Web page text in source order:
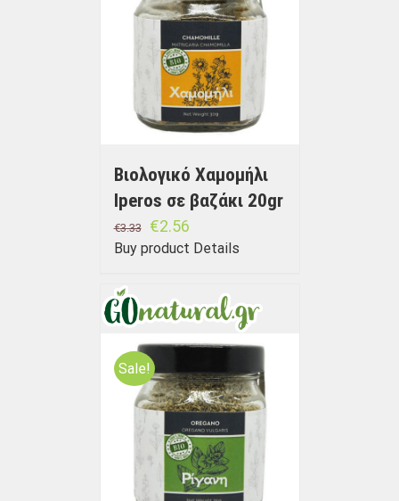
Βιολογικό Χαμομήλι
Iperos σε βαζάκι 20gr
€3.33 €2.56
Buy product Details
Sale!